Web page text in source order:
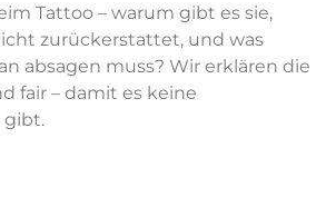
Tattoo – warum gibt es sie,
zurückerstattet, und was
absagen muss? Wir erklären die
fair – damit es keine
gibt.